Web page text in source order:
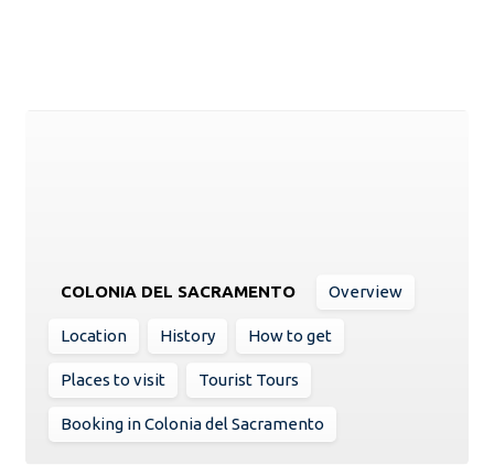
COLONIA DEL SACRAMENTO Overview
Location History How to get
Places to visit Tourist Tours
Booking in Colonia del Sacramento